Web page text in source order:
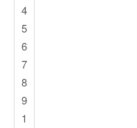
4
5
6
7
8
9
1